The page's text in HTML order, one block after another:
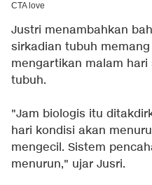
Justri menambahkan
sirkadian tubuh
mengartikan malam
tubuh.
"Jam biologis itu
hari kondisi akan
mengecil. Sistem
menurun," ujar Jusri.